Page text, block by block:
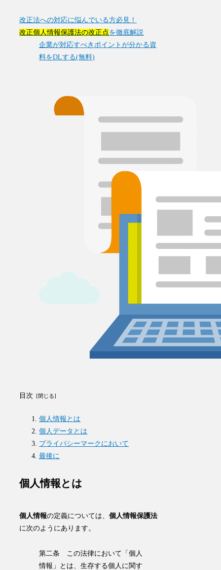
改正法への対応に悩んでいる方必見！
改正個人情報保護法の改正点を徹底解説
企業が対応すべきポイントが分かる資
料をDLする(無料)
目次
個人情報とは
個人データとは
プライバシーマークにおいて
最後に
個人情報とは
個人情報の定義については、個人情報保護法
に次のようにあります。
第二条 この法律において「個人
情報」とは、生存する個人に関す